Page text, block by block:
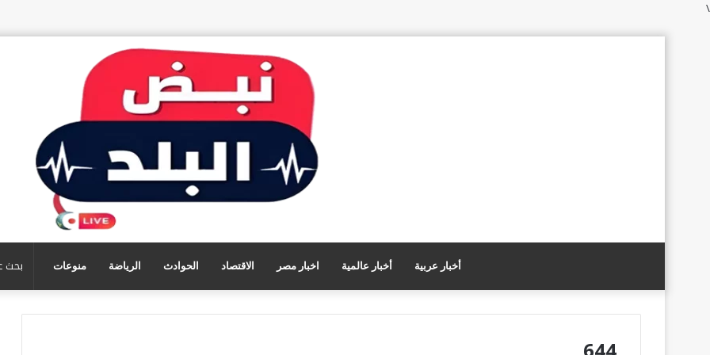
\
أخبار عربية أخبار عالمية اخبار مصر الاقتصاد الحوادث الرياضة منوعات